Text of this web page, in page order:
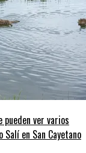
pueden ver varios
en San Cayetano